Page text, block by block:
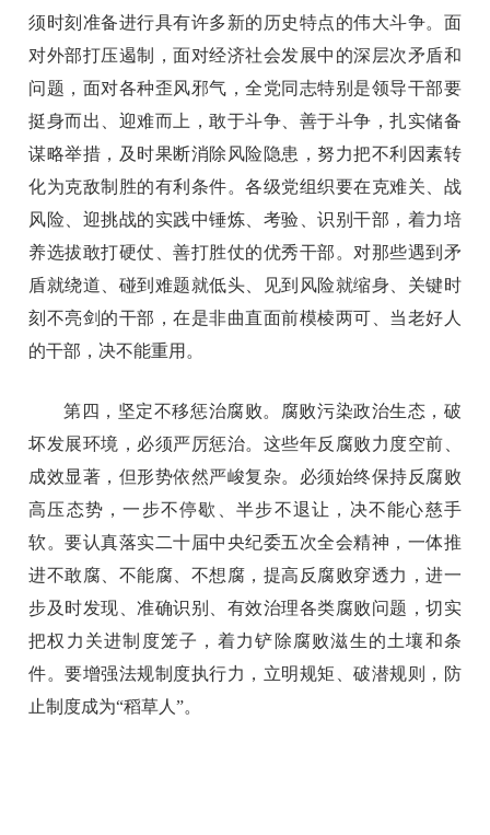
须时刻准备进行具有许多新的历史特点的伟大斗争。面
对外部打压遏制，面对经济社会发展中的深层次矛盾和
问题，面对各种歪风邪气，全党同志特别是领导干部要
挺身而出、迎难而上，敢于斗争、善于斗争，扎实储备
谋略举措，及时果断消除风险隐患，努力把不利因素转
化为克敌制胜的有利条件。各级党组织要在克难关、战
风险、迎挑战的实践中锤炼、考验、识别干部，着力培
养选拔敢打硬仗、善打胜仗的优秀干部。对那些遇到矛
盾就绕道、碰到难题就低头、见到风险就缩身、关键时
刻不亮剑的干部，在是非曲直面前模棱两可、当老好人
的干部，决不能重用。
第四，坚定不移惩治腐败。腐败污染政治生态，破
坏发展环境，必须严厉惩治。这些年反腐败力度空前、
成效显著，但形势依然严峻复杂。必须始终保持反腐败
高压态势，一步不停歇、半步不退让，决不能心慈手
软。要认真落实二十届中央纪委五次全会精神，一体推
进不敢腐、不能腐、不想腐，提高反腐败穿透力，进一
步及时发现、准确识别、有效治理各类腐败问题，切实
把权力关进制度笼子，着力铲除腐败滋生的土壤和条
件。要增强法规制度执行力，立明规矩、破潜规则，防
止制度成为“稻草人”。